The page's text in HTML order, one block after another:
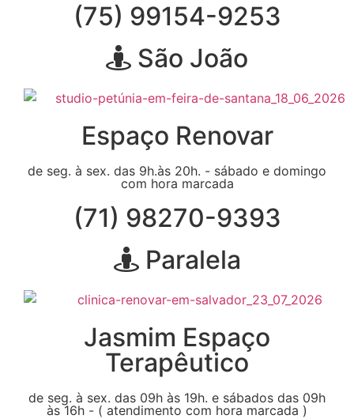
(75) 99154-9253
São João
Espaço Renovar
de seg. à sex. das 9h.às 20h. - sábado e domingo
com hora marcada
(71) 98270-9393
Paralela
Jasmim Espaço
Terapêutico
de seg. à sex. das 09h às 19h. e sábados das 09h
às 16h - ( atendimento com hora marcada )